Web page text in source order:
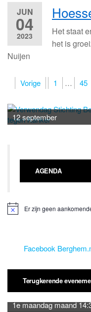
JUN
04
2023
Het staat
het is
Nuijen
Berichten
paginering
Vorige 1 … 45
12 september
AGENDA
Er zijn geen
Facebook
Terugkerende
1e maandag maand